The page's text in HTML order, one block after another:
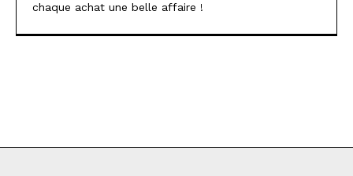
chaque achat une belle affaire !